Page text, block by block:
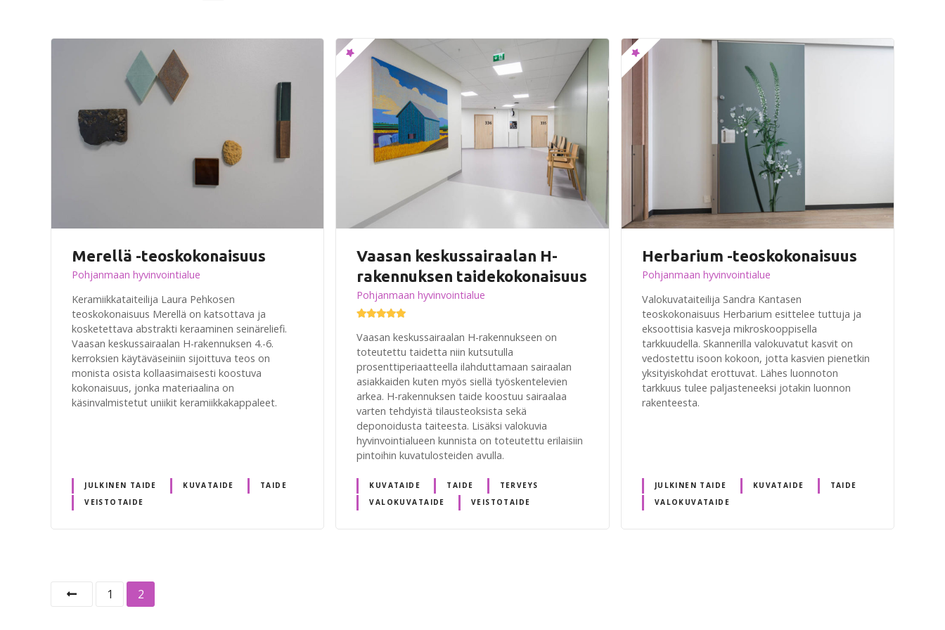
Merellä -teoskokonaisuus
Pohjanmaan hyvinvointialue
Keramiikkataiteilija Laura Pehkosen
teoskokonaisuus Merellä on katsottava ja
kosketettava abstrakti keraaminen seinäreliefi.
Vaasan keskussairaalan H-rakennuksen 4.-6.
kerroksien käytäväseiniin sijoittuva teos on
monista osista kollaasimaisesti koostuva
kokonaisuus, jonka materiaalina on
käsinvalmistetut uniikit keramiikkakappaleet.
JULKINEN TAIDE KUVATAIDE
TAIDE
VEISTOTAIDE
Vaasan keskussairaalan H-
rakennuksen taidekokonaisuus
Pohjanmaan hyvinvointialue
Vaasan keskussairaalan H-rakennukseen on
toteutettu taidetta niin kutsutulla
prosenttiperiaatteella ilahduttamaan sairaalan
asiakkaiden kuten myös siellä työskentelevien
arkea. H-rakennuksen taide koostuu sairaalaa
varten tehdyistä tilausteoksista sekä
deponoidusta taiteesta. Lisäksi valokuvia
hyvinvointialueen kunnista on toteutettu erilaisiin
pintoihin kuvatulosteiden avulla.
KUVATAIDE TAIDE
TERVEYS
VALOKUVATAIDE
VEISTOTAIDE
Herbarium -teoskokonaisuus
Pohjanmaan hyvinvointialue
Valokuvataiteilija Sandra Kantasen
teoskokonaisuus Herbarium esittelee tuttuja ja
eksoottisia kasveja mikroskooppisella
tarkkuudella. Skannerilla valokuvatut kasvit on
vedostettu isoon kokoon, jotta kasvien pienetkin
yksityiskohdat erottuvat. Lähes luonnoton
tarkkuus tulee paljasteneeksi jotakin luonnon
rakenteesta.
JULKINEN TAIDE KUVATAIDE
TAIDE
VALOKUVATAIDE
1 2